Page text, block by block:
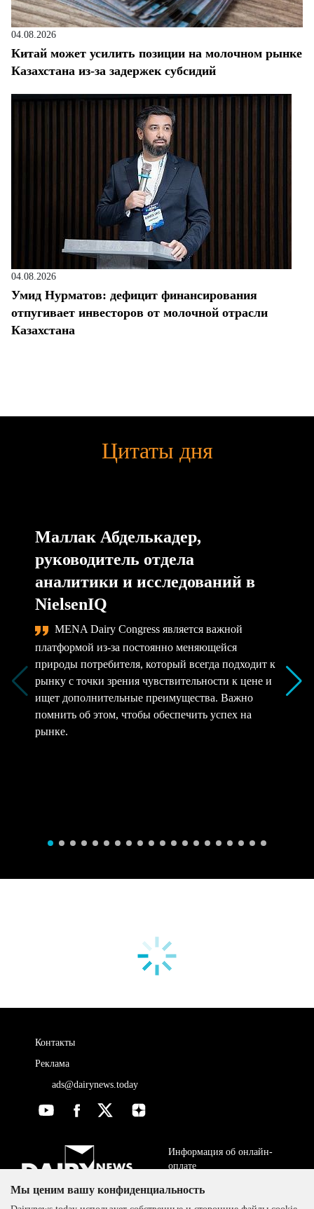
04.08.2026
Китай может усилить позиции на молочном рынке
Казахстана из-за задержек субсидий
04.08.2026
Умид Нурматов: дефицит финансирования
отпугивает инвесторов от молочной отрасли
Казахстана
Цитаты дня
Маллак Абделькадер,
руководитель отдела
аналитики и исследований в
NielsenIQ
MENA Dairy Congress является важной
платформой из-за постоянно меняющейся
природы потребителя, который всегда подходит к
рынку с точки зрения чувствительности к цене и
ищет дополнительные преимущества. Важно
помнить об этом, чтобы обеспечить успех на
рынке.
Контакты
Реклама
ads@dairynews.today
Информация об онлайн-
оплате
ДОГОВОР-ОФЕРТА
Мы ценим вашу конфиденциальность